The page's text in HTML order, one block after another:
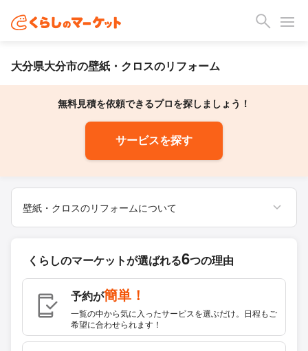
大分県大分市の壁紙・クロスのリフォーム
無料見積を依頼できるプロを探しましょう！
サービスを探す
壁紙・クロスのリフォームについて
くらしのマーケットが選ばれる6つの理由
予約が簡単！
一覧の中から気に入ったサービスを選ぶだけ。日程もご
希望に合わせられます！